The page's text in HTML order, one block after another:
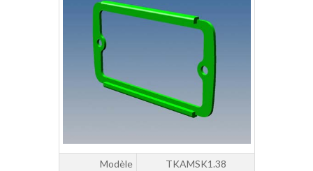
Modèle
TKAMSK1.38